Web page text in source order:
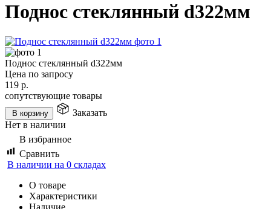
Поднос стеклянный d322мм
Поднос стеклянный d322мм
Цена по запросу
119 р.
сопутствующие товары
В корзину
Заказать
Нет в наличии
В избранное
Сравнить
В наличии на 0 складах
О товаре
Характеристики
Наличие